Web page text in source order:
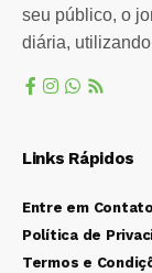
seu público, o
diária,
Links Rápidos
Entre em Contato
Política de
Termos e